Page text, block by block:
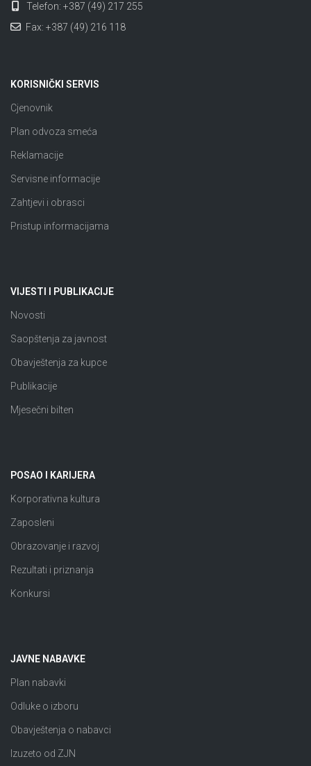
Telefon: +387 (49) 217 255
Fax: +387 (49) 216 118
KORISNIČKI SERVIS
Cjenovnik
Plan odvoza smeća
Reklamacije
Servisne informacije
Zahtjevi i obrasci
Pristup informacijama
VIJESTI I PUBLIKACIJE
Novosti
Saopštenja za javnost
Obavještenja za kupce
Publikacije
Mjesečni bilten
POSAO I KARIJERA
Korporativna kultura
Zaposleni
Obrazovanje i razvoj
Rezultati i priznanja
Konkursi
JAVNE NABAVKE
Plan nabavki
Odluke o izboru
Obavještenja o nabavci
Izuzeto od ZJN